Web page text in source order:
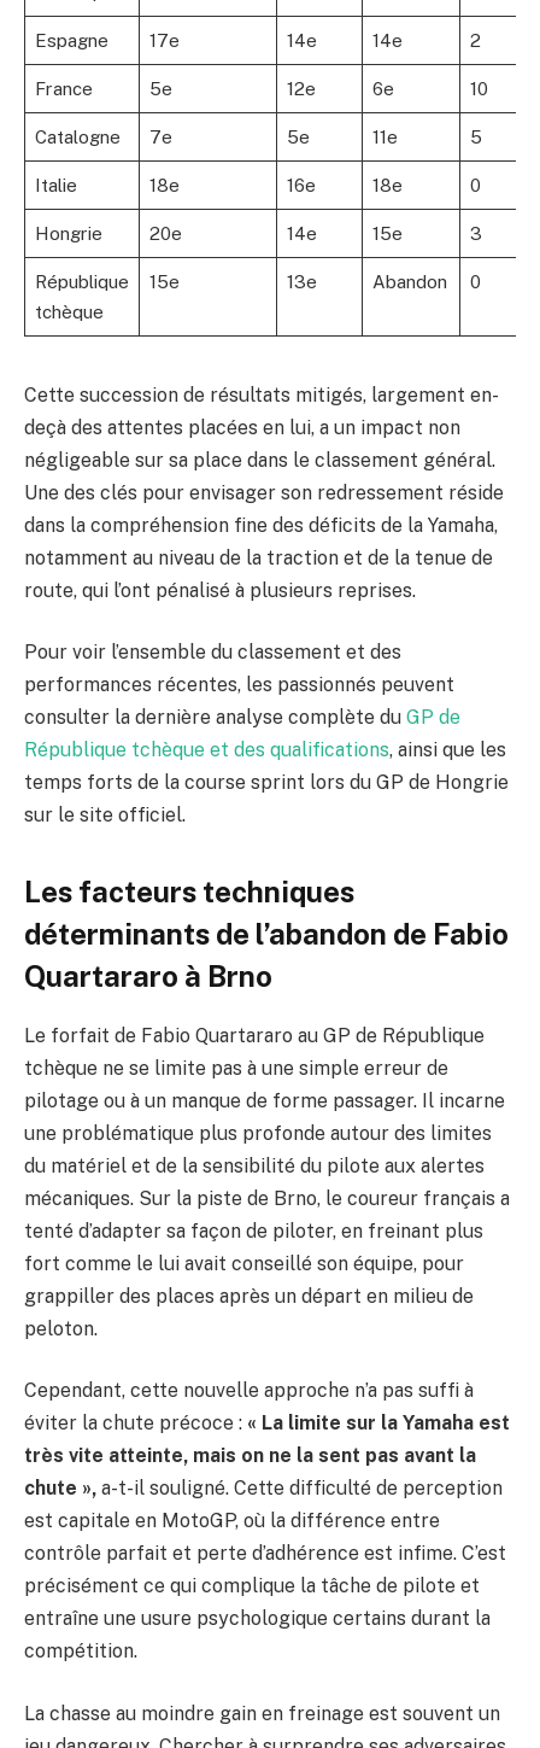
Espagne 17e 14e 14e 2
France 5e 12e 6e 10
Catalogne 7e 5e 11e 5
Italie 18e 16e 18e 0
Hongrie 20e 14e 15e 3
République
tchèque
15e 13e Abandon 0
Cette succession de résultats mitigés, largement en-
deçà des attentes placées en lui, a un impact non
négligeable sur sa place dans le classement général.
Une des clés pour envisager son redressement réside
dans la compréhension fine des déficits de la Yamaha,
notamment au niveau de la traction et de la tenue de
route, qui l’ont pénalisé à plusieurs reprises.
Pour voir l’ensemble du classement et des
performances récentes, les passionnés peuvent
consulter la dernière analyse complète du GP de
République tchèque et des qualifications, ainsi que les
temps forts de la course sprint lors du GP de Hongrie
sur le site officiel.
Les facteurs techniques
déterminants de l’abandon de Fabio
Quartararo à Brno
Le forfait de Fabio Quartararo au GP de République
tchèque ne se limite pas à une simple erreur de
pilotage ou à un manque de forme passager. Il incarne
une problématique plus profonde autour des limites
du matériel et de la sensibilité du pilote aux alertes
mécaniques. Sur la piste de Brno, le coureur français a
tenté d’adapter sa façon de piloter, en freinant plus
fort comme le lui avait conseillé son équipe, pour
grappiller des places après un départ en milieu de
peloton.
Cependant, cette nouvelle approche n’a pas suffi à
éviter la chute précoce : « La limite sur la Yamaha est
très vite atteinte, mais on ne la sent pas avant la
chute », a-t-il souligné. Cette difficulté de perception
est capitale en MotoGP, où la différence entre
contrôle parfait et perte d’adhérence est infime. C’est
précisément ce qui complique la tâche de pilote et
entraîne une usure psychologique certains durant la
compétition.
La chasse au moindre gain en freinage est souvent un